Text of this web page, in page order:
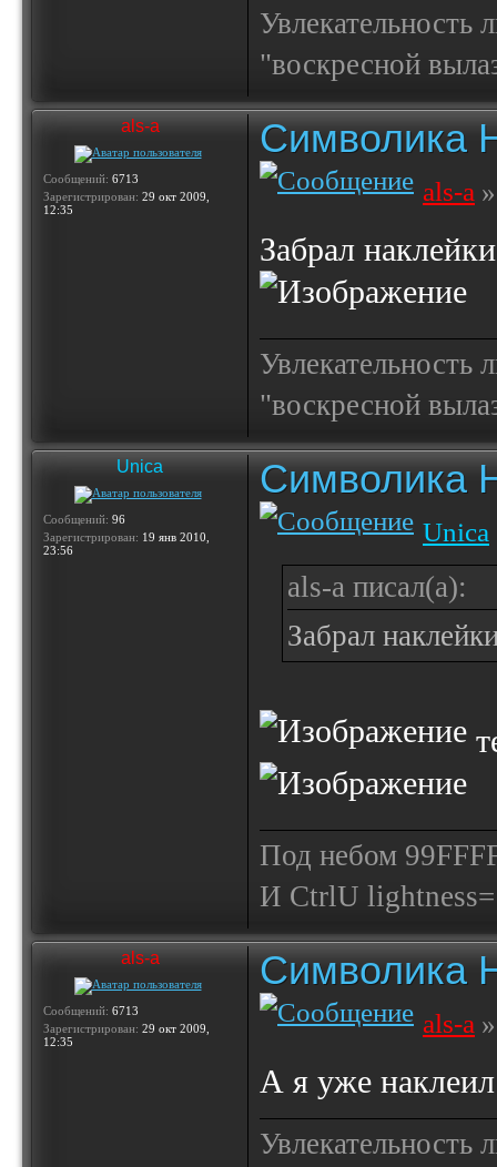
Увлекательность
"воскресной
als-a
Сообщений: 6713
Зарегистрирован: 29 окт 2009,
12:35
Символика
als-a
Забрал
Увлекательность
"воскресной
Unica
Сообщений: 96
Зарегистрирован: 19 янв 2010,
23:56
Символика
Unica
als-a писал(а):
Забрал
Под небом
И СtrlU
als-a
Сообщений: 6713
Зарегистрирован: 29 окт 2009,
12:35
Символика
als-a
А я уже
Увлекательность